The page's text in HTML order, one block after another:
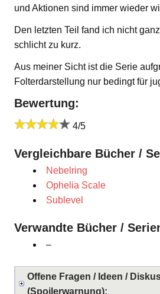
und Aktionen sind immer wieder
Den letzten Teil fand ich nicht
schlicht zu kurz.
Aus meiner Sicht ist die Serie
Folterdarstellung nur bedingt für
Bewertung:
4/5
Vergleichbare Bücher /
Nebelring
Ophelia Scale
Sublevel
Verwandte Bücher /
–
Offene Fragen / Ideen /
(Spoilerwarnung):